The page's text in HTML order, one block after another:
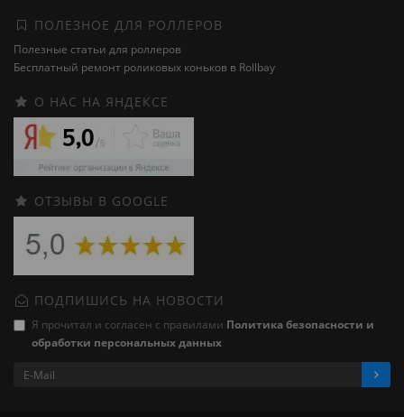
ПОЛЕЗНОЕ ДЛЯ РОЛЛЕРОВ
Полезные статьи для роллеров
Бесплатный ремонт роликовых коньков в Rollbay
О НАС НА ЯНДЕКСЕ
ОТЗЫВЫ В GOOGLE
ПОДПИШИСЬ НА НОВОСТИ
Я прочитал и согласен с правилами Политика безопасности и
обработки персональных данных